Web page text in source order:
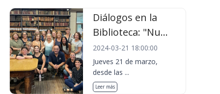
Diálogos en la
Biblioteca: "Nu...
2024-03-21 18:00:00
Jueves 21 de marzo,
desde las ...
Leer más